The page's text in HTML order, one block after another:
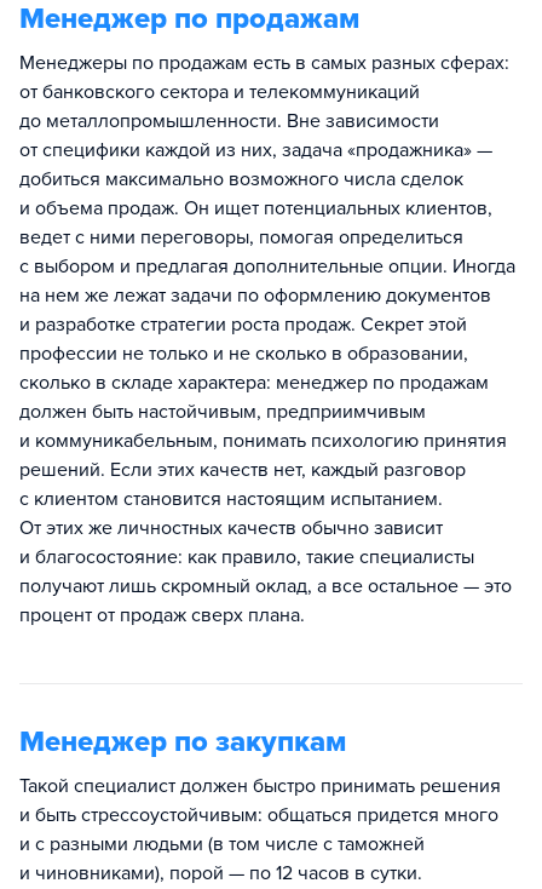
Менеджер по продажам
Менеджеры по продажам есть в самых разных сферах:
от банковского сектора и телекоммуникаций
до металлопромышленности. Вне зависимости
от специфики каждой из них, задача «продажника» —
добиться максимально возможного числа сделок
и объема продаж. Он ищет потенциальных клиентов,
ведет с ними переговоры, помогая определиться
с выбором и предлагая дополнительные опции. Иногда
на нем же лежат задачи по оформлению документов
и разработке стратегии роста продаж. Секрет этой
профессии не только и не сколько в образовании,
сколько в складе характера: менеджер по продажам
должен быть настойчивым, предприимчивым
и коммуникабельным, понимать психологию принятия
решений. Если этих качеств нет, каждый разговор
с клиентом становится настоящим испытанием.
От этих же личностных качеств обычно зависит
и благосостояние: как правило, такие специалисты
получают лишь скромный оклад, а все остальное — это
процент от продаж сверх плана.
Менеджер по закупкам
Такой специалист должен быстро принимать решения
и быть стрессоустойчивым: общаться придется много
и с разными людьми (в том числе с таможней
и чиновниками), порой — по 12 часов в сутки.